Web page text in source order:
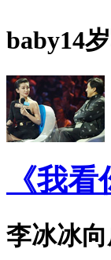
baby14
《我看
李冰冰